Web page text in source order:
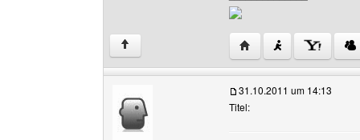
↑ Website dieses
31.10.2011 um 14:13
Titel: